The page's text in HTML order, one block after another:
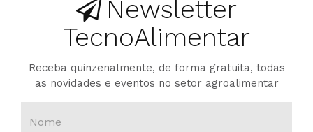
Newsletter
TecnoAlimentar
Receba quinzenalmente, de forma gratuita, todas
as novidades e eventos no setor agroalimentar